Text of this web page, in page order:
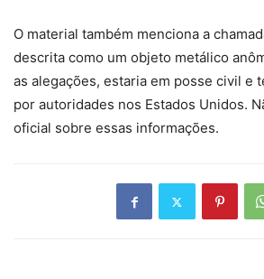
O material também menciona a
descrita como um objeto metálico
as alegações, estaria em posse civil e
por autoridades nos Estados Unidos.
oficial sobre essas informações.